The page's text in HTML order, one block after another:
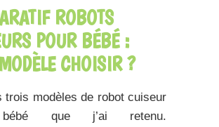
ROBOTS
POUR BÉBÉ :
CHOISIR ?
trois modèles de robot cuiseur
que j’ai retenu.